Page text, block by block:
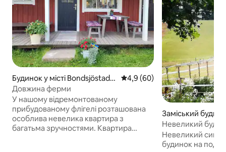
Будинок у місті Bondsjöstade
n-Gådeåstaden
Середня оцінка: 4,9 з 5,
4,9 (60)
Довжина ферми
У нашому відремонтованому
прибудованому флігелі розташована
особлива невелика квартира з
багатьма зручностями. Квартира
Заміський
årsta
Невеликий
видом на річну
Невеликий
будинок на